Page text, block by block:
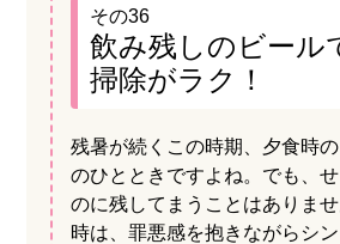
その36
飲み残しのビール
掃除がラク！
残暑が続くこの時期、夕食時
のひとときですよね。でも、
のに残してまうことはありま
時は、罪悪感を抱きながらシ